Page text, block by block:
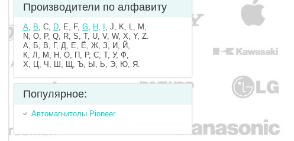
Производители по алфавиту
A, B, C, D, E, F, G, H,
, J, K, L, M,
N, O, P, Q, R, S, T, U, V, W, X, Y, Z.
А, Б, В, Г, Д, Е, Ё, Ж, З, И, Й,
К, Л, М, Н, О, П, Р, С, Т, У, Ф,
Х, Ц, Ч, Ш, Щ, Ъ, Ы, Ь, Э, Ю, Я.
Популярное:
Автомагнитолы Pioneer